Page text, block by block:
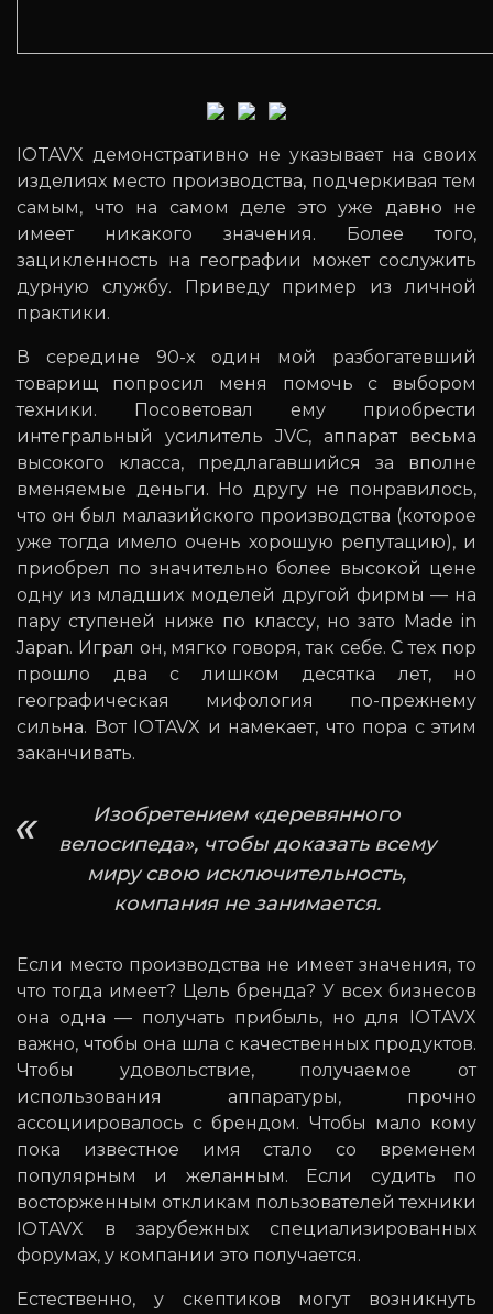
IOTAVX демонстративно не указывает на своих
изделиях место производства, подчеркивая тем
самым, что на самом деле это уже давно не
имеет никакого значения. Более того,
зацикленность на географии может сослужить
дурную службу. Приведу пример из личной
практики.
В середине 90-х один мой разбогатевший
товарищ попросил меня помочь с выбором
техники. Посоветовал ему приобрести
интегральный усилитель JVC, аппарат весьма
высокого класса, предлагавшийся за вполне
вменяемые деньги. Но другу не понравилось,
что он был малазийского производства (которое
уже тогда имело очень хорошую репутацию), и
приобрел по значительно более высокой цене
одну из младших моделей другой фирмы — на
пару ступеней ниже по классу, но зато Made in
Japan. Играл он, мягко говоря, так себе. С тех пор
прошло два с лишком десятка лет, но
географическая мифология по-прежнему
сильна. Вот IOTAVX и намекает, что пора с этим
заканчивать.
Изобретением «деревянного
велосипеда», чтобы доказать всему
миру свою исключительность,
компания не занимается.
Если место производства не имеет значения, то
что тогда имеет? Цель бренда? У всех бизнесов
она одна — получать прибыль, но для IOTAVX
важно, чтобы она шла с качественных продуктов.
Чтобы удовольствие, получаемое от
использования аппаратуры, прочно
ассоциировалось с брендом. Чтобы мало кому
пока известное имя стало со временем
популярным и желанным. Если судить по
восторженным откликам пользователей техники
IOTAVX в зарубежных специализированных
форумах, у компании это получается.
Естественно, у скептиков могут возникнуть